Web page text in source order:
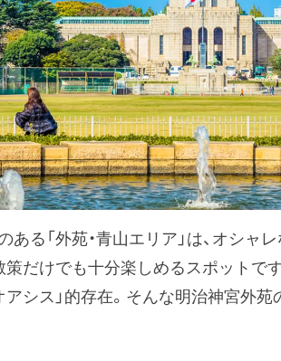
る「外苑・青山エリア」は、オシャ
策だけでも十分楽しめるスポットです
アシス」的存在。そんな明治神宮外苑